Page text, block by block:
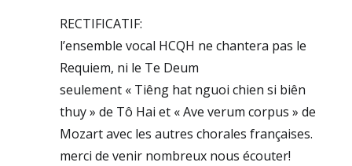
RECTIFICATIF:
l’ensemble vocal HCQH ne chantera pas le
Requiem, ni le Te Deum
seulement « Tiêng hat nguoi chien si biên
thuy » de Tô Hai et « Ave verum corpus » de
Mozart avec les autres chorales françaises.
merci de venir nombreux nous écouter!